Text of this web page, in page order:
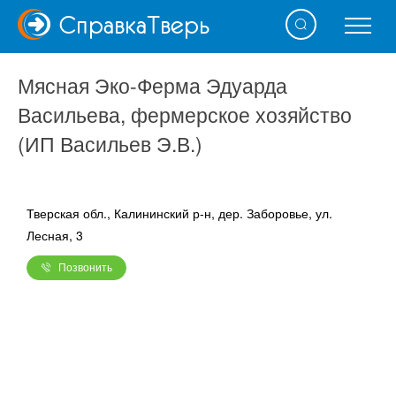
СправкаТверь
Мясная Эко-Ферма Эдуарда
Васильева, фермерское хозяйство
(ИП Васильев Э.В.)
Тверская обл., Калининский р-н, дер. Заборовье, ул.
Лесная, 3
Позвонить